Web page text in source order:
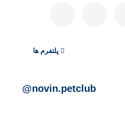
پلتفرم ها
novin.petclub@